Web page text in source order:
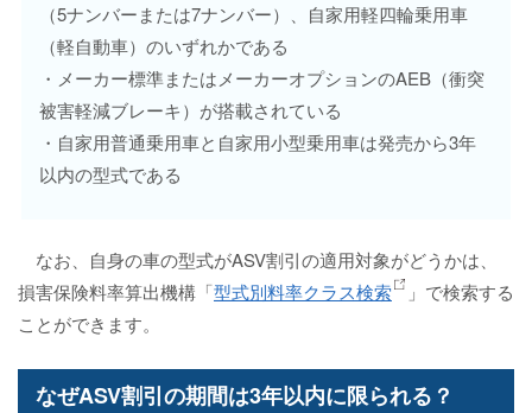
（5ナンバーまたは7ナンバー）、自家用軽四輪乗用車
（軽自動車）のいずれかである
・メーカー標準またはメーカーオプションのAEB（衝突
被害軽減ブレーキ）が搭載されている
・自家用普通乗用車と自家用小型乗用車は発売から3年
以内の型式である
なお、自身の車の型式がASV割引の適用対象がどうかは、
損害保険料率算出機構「型式別料率クラス検索
」で検索する
ことができます。
なぜASV割引の期間は3年以内に限られる？